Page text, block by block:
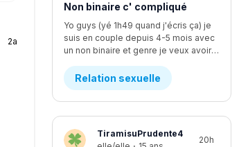
2a
Non binaire c' compliqué
Yo guys (yé 1h49 quand j'écris ça) je
suis en couple depuis 4-5 mois avec
un non binaire et genre je veux avoir des relations avec iel mais iel est pas sur d'être prêt, ça fait quelques temps qu'y commence à vouloir faire plus... L'affaire c que je me sens comme si je l'écoutais pas assez mais finalement je suis trop à l'écoute. Moi ça fait longtemps que je veux faire ma première fois avec iel, j'y est déjà pris les seins mais mtn iel veux plus, rendu la jsp kwa faire... J'y dit quoi pour lui demander pk iel veux plus me laisser les toucher?
Relation sexuelle
TiramisuPrudente4
20h